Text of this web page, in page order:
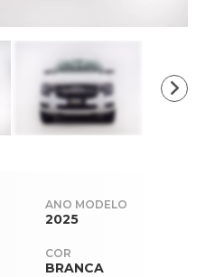
ANO MODELO
2025
COR
BRANCA